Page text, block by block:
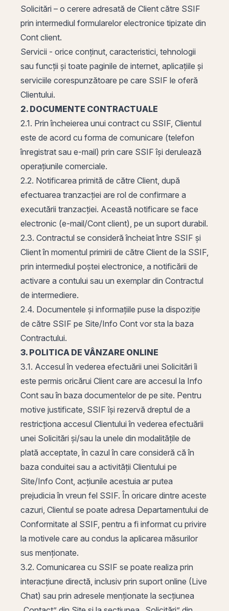
Solicitări – o cerere adresată de Client către SSIF
prin intermediul formularelor electronice tipizate din
Cont client.
Servicii - orice conținut, caracteristici, tehnologii
sau funcții și toate paginile de internet, aplicațiile și
serviciile corespunzătoare pe care SSIF le oferă
Clientului.
2. DOCUMENTE CONTRACTUALE
2.1. Prin încheierea unui contract cu SSIF, Clientul
este de acord cu forma de comunicare (telefon
înregistrat sau e-mail) prin care SSIF își derulează
operațiunile comerciale.
2.2. Notificarea primită de către Client, după
efectuarea tranzacției are rol de confirmare a
executării tranzacției. Această notificare se face
electronic (e-mail/Cont client), pe un suport durabil.
2.3. Contractul se consideră încheiat între SSIF și
Client în momentul primirii de către Client de la SSIF,
prin intermediul poștei electronice, a notificării de
activare a contului sau un exemplar din Contractul
de intermediere.
2.4. Documentele și informațiile puse la dispoziție
de către SSIF pe Site/Info Cont vor sta la baza
Contractului.
3. POLITICA DE VÂNZARE ONLINE
3.1. Accesul în vederea efectuării unei Solicitări îi
este permis oricărui Client care are accesul la Info
Cont sau în baza documentelor de pe site. Pentru
motive justificate, SSIF își rezervă dreptul de a
restricționa accesul Clientului în vederea efectuării
unei Solicitări și/sau la unele din modalitățile de
plată acceptate, în cazul în care consideră că în
baza conduitei sau a activității Clientului pe
Site/Info Cont, acțiunile acestuia ar putea
prejudicia în vreun fel SSIF. În oricare dintre aceste
cazuri, Clientul se poate adresa Departamentului de
Conformitate al SSIF, pentru a fi informat cu privire
la motivele care au condus la aplicarea măsurilor
sus menționate.
3.2. Comunicarea cu SSIF se poate realiza prin
interacțiune directă, inclusiv prin suport online (Live
Chat) sau prin adresele menționate la secțiunea